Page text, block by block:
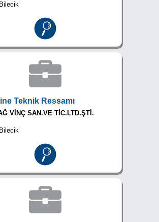
Bilecik
Teknik Ressamı
VİNÇ SAN.VE TİC.LTD.ŞTİ.
Bilecik